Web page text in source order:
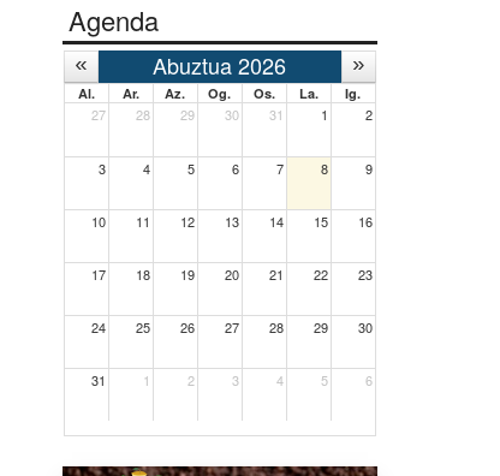
Agenda
Abuztua 2026
Al. Ar. Az. Og. Os. La. Ig.
27 28 29 30 31 1 2
3 4 5 6 7 8 9
10 11 12 13 14 15 16
17 18 19 20 21 22 23
24 25 26 27 28 29 30
31 1 2 3 4 5 6